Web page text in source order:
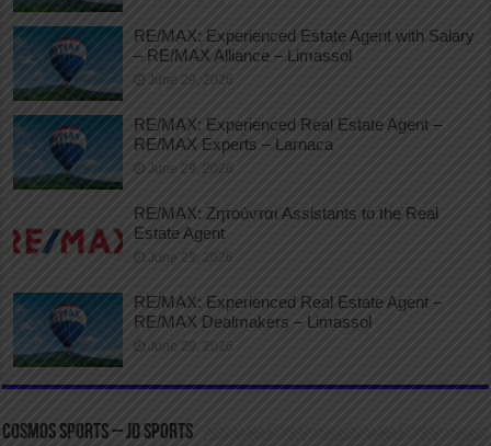
RE/MAX: Experienced Estate Agent with Salary
– RE/MAX Alliance – Limassol
June 29, 2026
RE/MAX: Experienced Real Estate Agent –
RE/MAX Experts – Larnaca
June 29, 2026
RE/MAX: Ζητούνται Assistants to the Real
Estate Agent
June 29, 2026
RE/MAX: Experienced Real Estate Agent –
RE/MAX Dealmakers – Limassol
June 29, 2026
COSMOS SPORTS – JD SPORTS